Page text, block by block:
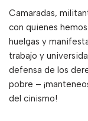
Camaradas,
con quienes
huelgas y
trabajo y
defensa de los
pobre –
del cinismo!